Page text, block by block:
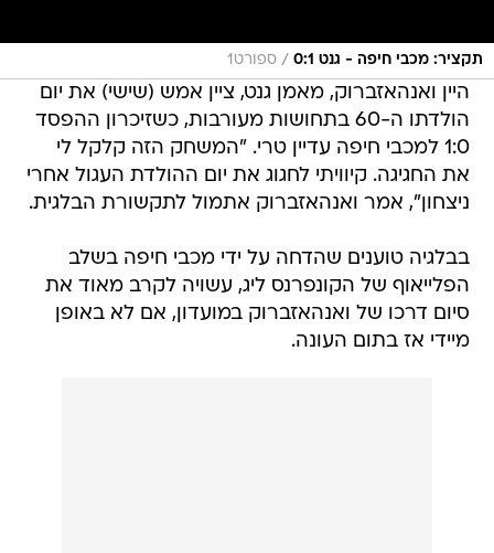
תקציר: מכבי חיפה - גנט 0:1 / ספורט1
היין ואנהאזברוק, מאמן גנט, ציין אמש (שישי) את יום
הולדתו ה-60 בתחושות מעורבות, כשזיכרון ההפסד
1:0 למכבי חיפה עדיין טרי. "המשחק הזה קלקל לי
את החגיגה. קיוויתי לחגוג את יום ההולדת העגול אחרי
ניצחון", אמר ואנהאזברוק אתמול לתקשורת הבלגית.
בבלגיה טוענים שהדחה על ידי מכבי חיפה בשלב
הפלייאוף של הקונפרנס ליג, עשויה לקרב מאוד את
סיום דרכו של ואנהאזברוק במועדון, אם לא באופן
מיידי אז בתום העונה.